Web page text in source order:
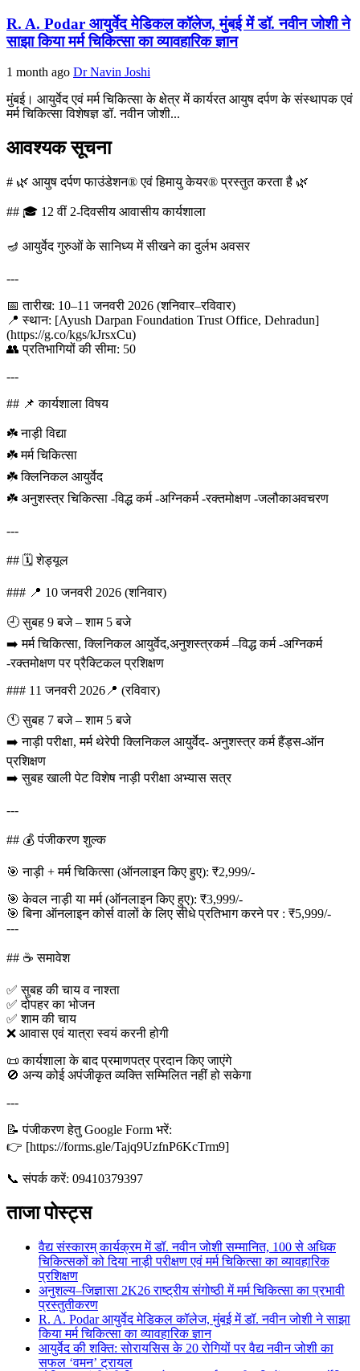
R. A. Podar आयुर्वेद मेडिकल कॉलेज, मुंबई में डॉ. नवीन जोशी ने
साझा किया मर्म चिकित्सा का व्यावहारिक ज्ञान
1 month ago Dr Navin Joshi
मुंबई। आयुर्वेद एवं मर्म चिकित्सा के क्षेत्र में कार्यरत आयुष दर्पण के संस्थापक एवं
मर्म चिकित्सा विशेषज्ञ डॉ. नवीन जोशी...
आवश्यक सूचना
# 🌿 आयुष दर्पण फाउंडेशन® एवं हिमायु केयर® प्रस्तुत करता है 🌿
## 🎓 12 वीं 2-दिवसीय आवासीय कार्यशाला
🪔 आयुर्वेद गुरुओं के सानिध्य में सीखने का दुर्लभ अवसर
---
📅 तारीख: 10–11 जनवरी 2026 (शनिवार–रविवार)
📍 स्थान: [Ayush Darpan Foundation Trust Office, Dehradun]
(https://g.co/kgs/kJrsxCu)
👥 प्रतिभागियों की सीमा: 50
---
## 📌 कार्यशाला विषय
☘️ नाड़ी विद्या
☘️ मर्म चिकित्सा
☘️ क्लिनिकल आयुर्वेद
☘️ अनुशस्त्र चिकित्सा -विद्ध कर्म -अग्निकर्म -रक्तमोक्षण -जलौकाअवचरण
---
## 🗓️ शेड्यूल
### 📍 10 जनवरी 2026 (शनिवार)
🕘 सुबह 9 बजे – शाम 5 बजे
➡️ मर्म चिकित्सा, क्लिनिकल आयुर्वेद,अनुशस्त्रकर्म –विद्ध कर्म -अग्निकर्म
-रक्तमोक्षण पर प्रैक्टिकल प्रशिक्षण
### 11 जनवरी 2026📍 (रविवार)
🕚 सुबह 7 बजे – शाम 5 बजे
➡️ नाड़ी परीक्षा, मर्म थेरेपी क्लिनिकल आयुर्वेद- अनुशस्त्र कर्म हैंड्स-ऑन
प्रशिक्षण
➡️ सुबह खाली पेट विशेष नाड़ी परीक्षा अभ्यास सत्र
---
## 💰 पंजीकरण शुल्क
🎯 नाड़ी + मर्म चिकित्सा (ऑनलाइन किए हुए): ₹2,999/-
🎯 केवल नाड़ी या मर्म (ऑनलाइन किए हुए): ₹3,999/-
🎯 बिना ऑनलाइन कोर्स वालों के लिए सीधे प्रतिभाग करने पर : ₹5,999/-
---
## ☕ समावेश
✅ सुबह की चाय व नाश्ता
✅ दोपहर का भोजन
✅ शाम की चाय
❌ आवास एवं यात्रा स्वयं करनी होगी
📜 कार्यशाला के बाद प्रमाणपत्र प्रदान किए जाएंगे
🚫 अन्य कोई अपंजीकृत व्यक्ति सम्मिलित नहीं हो सकेगा
---
📝 पंजीकरण हेतु Google Form भरें:
👉 [https://forms.gle/Tajq9UzfnP6KcTrm9]
📞 संपर्क करें: 09410379397
ताजा पोस्ट्स
वैद्य संस्कारम् कार्यक्रम में डॉ. नवीन जोशी सम्मानित, 100 से अधिक
चिकित्सकों को दिया नाड़ी परीक्षण एवं मर्म चिकित्सा का व्यावहारिक
प्रशिक्षण
अनुशल्य–जिज्ञासा 2K26 राष्ट्रीय संगोष्ठी में मर्म चिकित्सा का प्रभावी
प्रस्तुतीकरण
R. A. Podar आयुर्वेद मेडिकल कॉलेज, मुंबई में डॉ. नवीन जोशी ने साझा
किया मर्म चिकित्सा का व्यावहारिक ज्ञान
आयुर्वेद की शक्ति: सोरायसिस के 20 रोगियों पर वैद्य नवीन जोशी का
सफल ‘वमन’ ट्रायल